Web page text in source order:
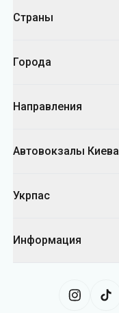
Страны
Города
Направления
Автовокзалы Киева
Укрпас
Информация